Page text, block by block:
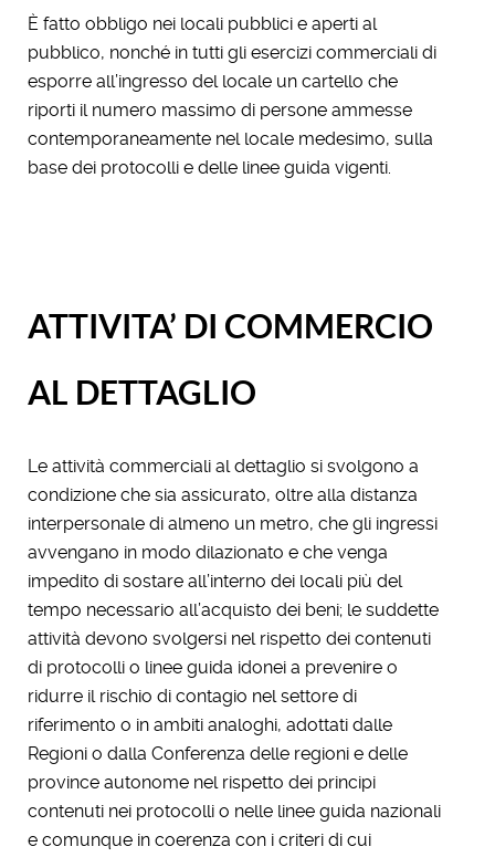
È fatto obbligo nei locali pubblici e aperti al
pubblico, nonché in tutti gli esercizi commerciali di
esporre all’ingresso del locale un cartello che
riporti il numero massimo di persone ammesse
contemporaneamente nel locale medesimo, sulla
base dei protocolli e delle linee guida vigenti.
ATTIVITA’ DI COMMERCIO
AL DETTAGLIO
Le attività commerciali al dettaglio si svolgono a
condizione che sia assicurato, oltre alla distanza
interpersonale di almeno un metro, che gli ingressi
avvengano in modo dilazionato e che venga
impedito di sostare all’interno dei locali più del
tempo necessario all’acquisto dei beni; le suddette
attività devono svolgersi nel rispetto dei contenuti
di protocolli o linee guida idonei a prevenire o
ridurre il rischio di contagio nel settore di
riferimento o in ambiti analoghi, adottati dalle
Regioni o dalla Conferenza delle regioni e delle
province autonome nel rispetto dei principi
contenuti nei protocolli o nelle linee guida nazionali
e comunque in coerenza con i criteri di cui